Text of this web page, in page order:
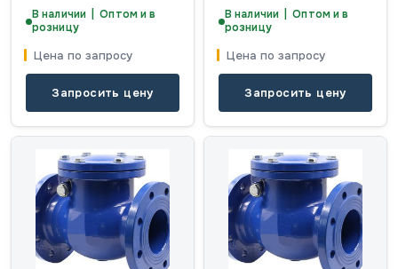
В наличии | Оптом и в
розницу
Цена по запросу
Запросить цену
В наличии | Оптом и в
розницу
Цена по запросу
Запросить цену